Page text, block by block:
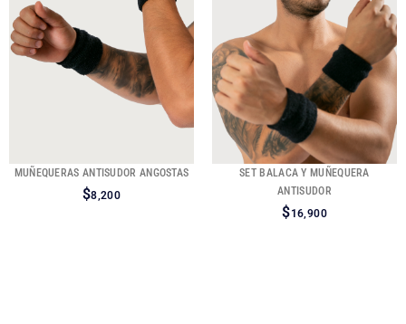
MUÑEQUERAS ANTISUDOR ANGOSTAS
$8,200
SET BALACA Y MUÑEQUERA
ANTISUDOR
$16,900